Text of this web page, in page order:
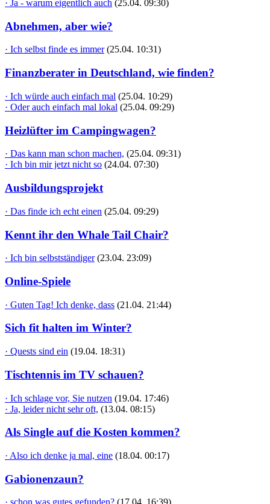
· Ja - warum eigentlich auch (25.04. 09:30)
Abnehmen, aber wie?
· Ich selbst finde es immer (25.04. 10:31)
Finanzberater in Deutschland, wie finden?
· Ich würde auch einfach mal (25.04. 10:29)
· Oder auch einfach mal lokal (25.04. 09:29)
Heizlüfter im Campingwagen?
· Das kann man schon machen, (25.04. 09:31)
· Ich bin mir jetzt nicht so (24.04. 07:30)
Ausbildungsprojekt
· Das finde ich echt einen (25.04. 09:29)
Kennt ihr den Whale Tail Chair?
· Ich bin selbstständiger (23.04. 23:09)
Online-Spiele
· Guten Tag! Ich denke, dass (21.04. 21:44)
Sich fit halten im Winter?
· Quests sind ein (19.04. 18:31)
Tischtennis im TV schauen?
· Ich schlage vor, Sie nutzen (19.04. 17:46)
· Ja, leider nicht sehr oft, (13.04. 08:15)
Als Single auf die Kosten kommen?
· Also ich denke ja mal, eine (18.04. 00:17)
Gabionenzaun?